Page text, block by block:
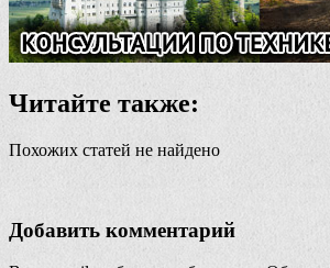
Читайте также:
Похожих статей не найдено
Добавить комментарий